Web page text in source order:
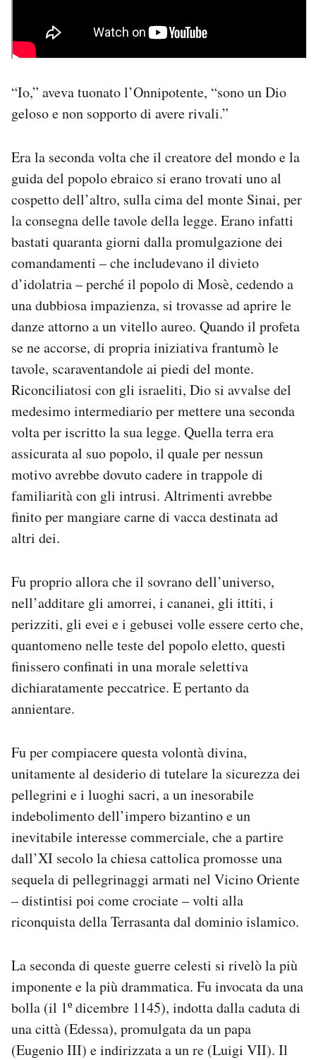
AREA PERSONALE
Area Personale
Notifiche mobile
Hai bisogno di aiuto?
Esci
“Io,” aveva tuonato l’Onnipotente, “sono un Dio
geloso e non sopporto di avere rivali.”
Era la seconda volta che il creatore del mondo e la
guida del popolo ebraico si erano trovati uno al
cospetto dell’altro, sulla cima del monte Sinai, per
la consegna delle tavole della legge. Erano infatti
bastati quaranta giorni dalla promulgazione dei
comandamenti – che includevano il divieto
d’idolatria – perché il popolo di Mosè, cedendo a
una dubbiosa impazienza, si trovasse ad aprire le
danze attorno a un vitello aureo. Quando il profeta
se ne accorse, di propria iniziativa frantumò le
tavole, scaraventandole ai piedi del monte.
Riconciliatosi con gli israeliti, Dio si avvalse del
medesimo intermediario per mettere una seconda
volta per iscritto la sua legge. Quella terra era
assicurata al suo popolo, il quale per nessun
motivo avrebbe dovuto cadere in trappole di
familiarità con gli intrusi. Altrimenti avrebbe
finito per mangiare carne di vacca destinata ad
altri dei.
Fu proprio allora che il sovrano dell’universo,
nell’additare gli amorrei, i cananei, gli ittiti, i
perizziti, gli evei e i gebusei volle essere certo che,
quantomeno nelle teste del popolo eletto, questi
finissero confinati in una morale selettiva
dichiaratamente peccatrice. E pertanto da
annientare.
Fu per compiacere questa volontà divina,
unitamente al desiderio di tutelare la sicurezza dei
pellegrini e i luoghi sacri, a un inesorabile
indebolimento dell’impero bizantino e un
inevitabile interesse commerciale, che a partire
dall’XI secolo la chiesa cattolica promosse una
sequela di pellegrinaggi armati nel Vicino Oriente
– distintisi poi come crociate – volti alla
riconquista della Terrasanta dal dominio islamico.
La seconda di queste guerre celesti si rivelò la più
imponente e la più drammatica. Fu invocata da una
bolla (il 1º dicembre 1145), indotta dalla caduta di
una città (Edessa), promulgata da un papa
(Eugenio III) e indirizzata a un re (Luigi VII). Il